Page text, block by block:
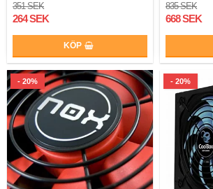
351 SEK
264 SEK
KÖP
835 SEK
668 SEK
- 20% - 20%